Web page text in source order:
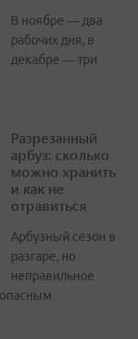
В ноябре — два
рабочих дня, в
декабре — три
Разрезанный
арбуз: сколько
можно хранить
и как не
отравиться
Арбузный сезон в
разгаре, но
неправильное